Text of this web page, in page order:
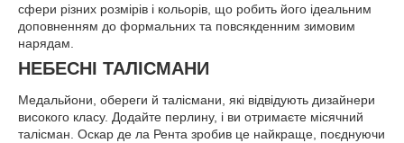
сфери різних розмірів і кольорів, що робить його ідеальним
доповненням до формальних та повсякденним зимовим
нарядам.
НЕБЕСНІ ТАЛІСМАНИ
Медальйони, обереги й талісмани, які відвідують дизайнери
високого класу. Додайте перлину, і ви отримаєте місячний
талісман. Оскар де ла Рента зробив це найкраще, поєднуючи